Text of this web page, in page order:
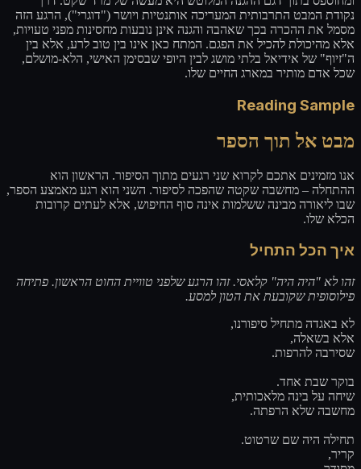
נקודת המבט התרבותית המעריכה אותנטיות ויושר ("דוגרי"), הרגע הזה
מסמל את ההכרה בכך שאהבה והגנה אינן נובעות מחסינות מפני טעויות,
אלא מהיכולת להכיל את הפגם. המתח כאן אינו בין טוב לרע, אלא בין
ה"זיוף" של אידיאל בלתי מושג לבין היופי שבסימן האישי, הלא-מושלם,
שכל אדם מותיר במארג החיים שלו.
Reading Sample
מבט אל תוך הספר
אנו מזמינים אתכם לקרוא שני רגעים מתוך הסיפור. הראשון הוא
ההתחלה – מחשבה שקטה שהפכה לסיפור. השני הוא רגע מאמצע הספר,
שבו ליאורה מבינה ששלמות אינה סוף החיפוש, אלא לעתים קרובות
הכלא שלו.
איך הכל התחיל
זהו לא "היה היה" קלאסי. זהו הרגע שלפני טוויית החוט הראשון. פתיחה
פילוסופית שקובעת את הטון למסע.
לא באגדה מתחיל סיפורנו,
אלא בשאלה,
שסירבה להרפות.
בוקר שבת אחד.
שיחה על בינה מלאכותית,
מחשבה שלא הרפתה.
תחילה היה שם שרטוט.
קריר,